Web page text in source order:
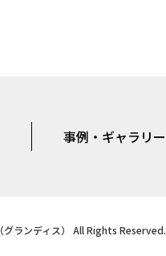
事例・ギャラリー
ランディス） All Rights Reserved.